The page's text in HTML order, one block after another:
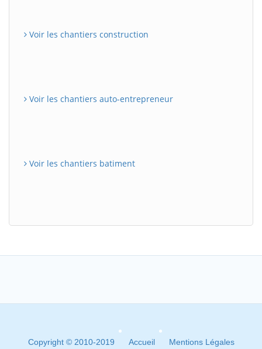
Voir les chantiers construction
Voir les chantiers auto-entrepreneur
Voir les chantiers batiment
Copyright © 2010-2019 Accueil Mentions Légales